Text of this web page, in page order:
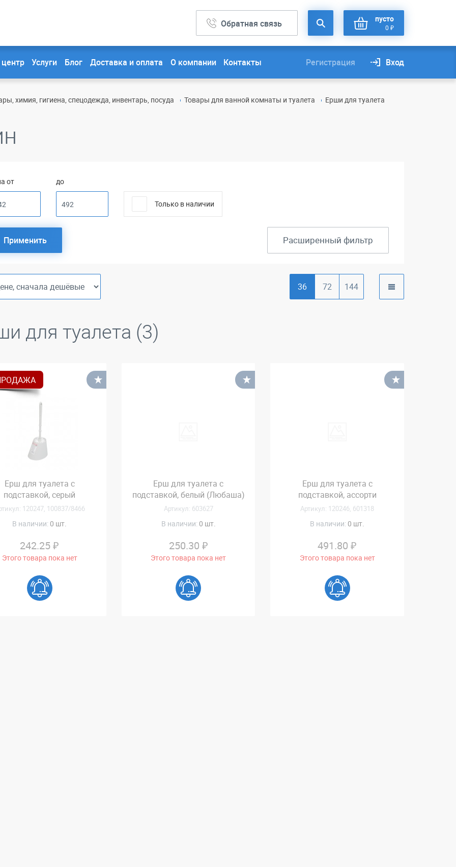
Обратная связь пусто
0 ₽
Услуги Блог Доставка и оплата О компании Контакты Регистрация Вход
химия, гигиена, спецодежда, инвентарь, посуда Товары для ванной комнаты и туалета Ерши для туалета
от до
Только в наличии
Применить Расширенный фильтр
36 72 144
для туалета (3)
Ерш для туалета с
подставкой, серый
120247, 100837/8466
В наличии: 0 шт.
242.25 ₽
Этого товара пока нет
Ерш для туалета с
подставкой, белый (Любаша)
Артикул: 603627
В наличии: 0 шт.
250.30 ₽
Этого товара пока нет
Ерш для туалета с
подставкой, ассорти
Артикул: 120246, 601318
В наличии: 0 шт.
491.80 ₽
Этого товара пока нет